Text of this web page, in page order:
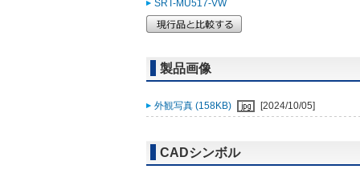
SRT-MU517-VW
製品画像
外観写真 (158KB) [2024/10/05]
CADシンボル